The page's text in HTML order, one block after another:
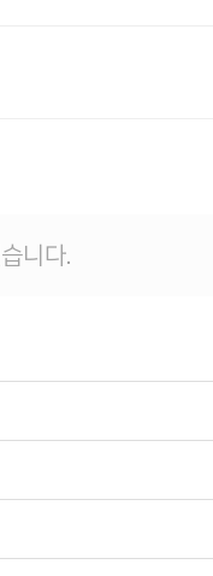
니다.